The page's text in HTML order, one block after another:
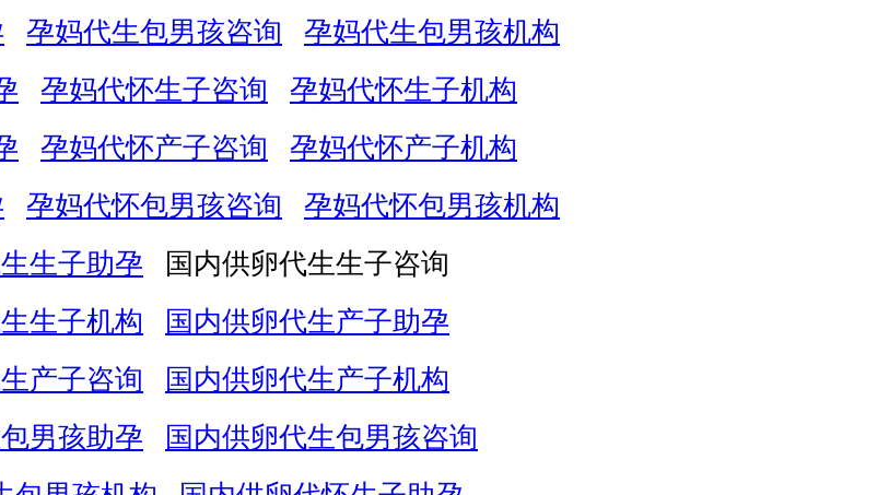
孕妈代生包男孩咨询
孕妈代生包男孩机构
孕妈代怀生子咨询
孕妈代怀生子机构
孕妈代怀产子咨询
孕妈代怀产子机构
孕妈代怀包男孩咨询
孕妈代怀包男孩机构
生子助孕
国内供卵代生生子咨询
生子机构
国内供卵代生产子助孕
产子咨询
国内供卵代生产子机构
男孩助孕
国内供卵代生包男孩咨询